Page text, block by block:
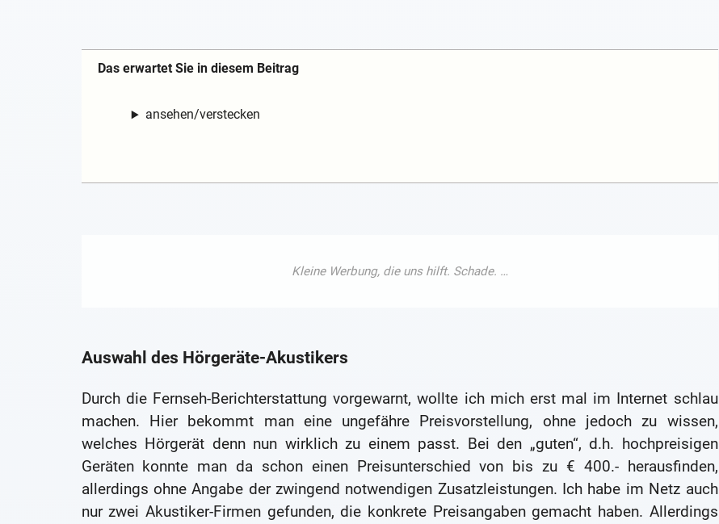
Das erwartet Sie in diesem Beitrag
ansehen/verstecken
Auswahl des Hörgeräte-Akustikers
Durch die Fernseh-Berichterstattung vorgewarnt, wollte ich mich erst mal im Internet schlau
machen. Hier bekommt man eine ungefähre Preisvorstellung, ohne jedoch zu wissen,
welches Hörgerät denn nun wirklich zu einem passt. Bei den „guten“, d.h. hochpreisigen
Geräten konnte man da schon einen Preisunterschied von bis zu € 400.- herausfinden,
allerdings ohne Angabe der zwingend notwendigen Zusatzleistungen. Ich habe im Netz auch
nur zwei Akustiker-Firmen gefunden, die konkrete Preisangaben gemacht haben. Allerdings